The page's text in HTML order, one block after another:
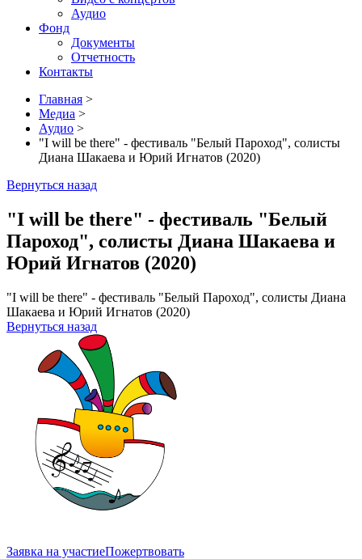
Аудио
Фонд
Документы
Отчетность
Контакты
Главная >
Медиа >
Аудио >
"I will be there" - фестиваль "Белый Пароход", солисты
Диана Шакаева и Юрий Игнатов (2020)
Вернуться назад
"I will be there" - фестиваль "Белый
Пароход", солисты Диана Шакаева и
Юрий Игнатов (2020)
"I will be there" - фестиваль "Белый Пароход", солисты Диана
Шакаева и Юрий Игнатов (2020)
Вернуться назад
Заявка на участиеПожертвовать